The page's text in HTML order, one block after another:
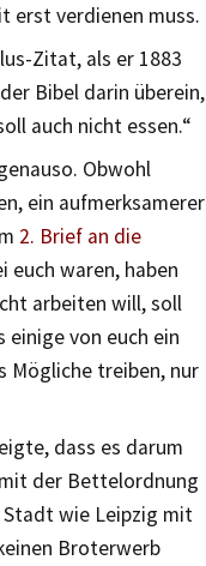
erst verdienen muss.
Zitat, als er 1883
Bibel darin überein,
auch nicht essen.“
Obwohl
ein aufmerksamerer
2. Brief an die
euch waren, haben
arbeiten will, soll
einige von euch ein
Mögliche treiben, nur
dass es darum
der Bettelordnung
Stadt wie Leipzig mit
Broterwerb